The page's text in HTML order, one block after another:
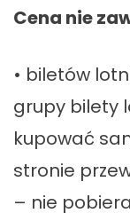
Cena nie
• biletów
grupy bilety
kupować
stronie
– nie